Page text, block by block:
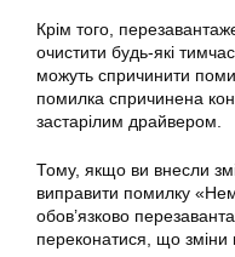
Крім того,
очистити будь-які
можуть спричинити
помилка спричинена
застарілим драйвером.
Тому, якщо ви внесли
виправити помилку
обов’язково
переконатися, що зміни